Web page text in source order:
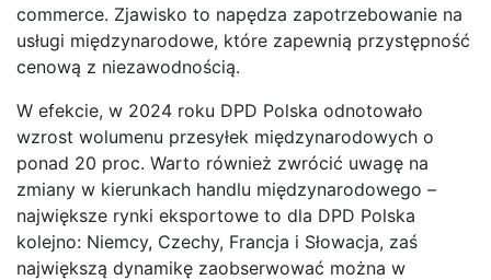
commerce. Zjawisko to napędza zapotrzebowanie na
usługi międzynarodowe, które zapewnią przystępność
cenową z niezawodnością.
W efekcie, w 2024 roku DPD Polska odnotowało
wzrost wolumenu przesyłek międzynarodowych o
ponad 20 proc. Warto również zwrócić uwagę na
zmiany w kierunkach handlu międzynarodowego –
największe rynki eksportowe to dla DPD Polska
kolejno: Niemcy, Czechy, Francja i Słowacja, zaś
największą dynamikę zaobserwować można w